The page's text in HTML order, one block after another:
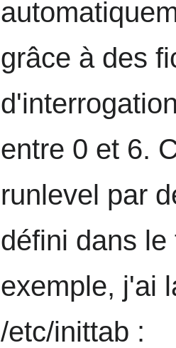
grâce à des
entre 0 et 6.
runlevel par
défini dans
exemple, j'ai
/etc/inittab :